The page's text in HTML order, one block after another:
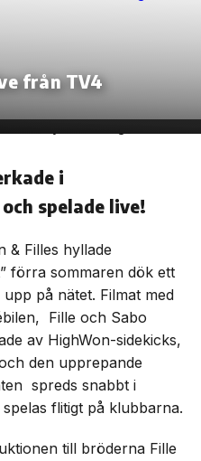
från TV4
i
spelade live!
& Filles hyllade
förra sommaren dök ett
på nätet. Filmat med
Fille och Sabo
av HighWon-sidekicks,
den upprepande
spreds snabbt i
flitigt på klubbarna.
till bröderna Fille